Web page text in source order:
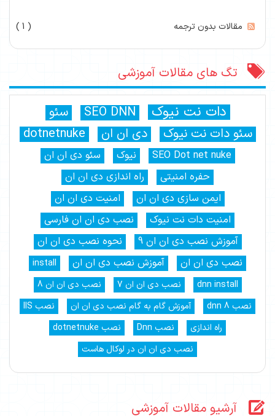
مقالات بدون ترجمه ( 1 )
تگ های مقالات آموزشی
دات نت نیوک SEO DNN
سئو
سئو دات نت نیوک
دی ان ان dotnetnuke
SEO Dot net nuke نیوک
سئو دی ان ان
حفره امنیتی
راه اندازی دی ان ان
ایمن سازی دی ان ان
امنیت دی ان ان
امنیت دات نت نیوک
نصب دی ان ان فارسی
آموزش نصب دی ان ان 9
نحوه نصب دی ان ان
نصب دی ان ان
آموزش نصب دی ان ان
install
dnn install
نصب دی ان ان 7
نصب دی ان ان 8
نصب dnn 8
آموزش گام به گام نصب دی ان ان
نصب IIS
راه اندازی
نصب Dnn
نصب dotnetnuke
نصب دی ان ان در لوکال هاست
آرشیو مقالات آموزشی